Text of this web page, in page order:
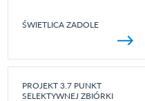
ŚWIETLICA ZADOLE
PROJEKT 3.7 PUNKT
SELEKTYWNEJ ZBIÓRKI